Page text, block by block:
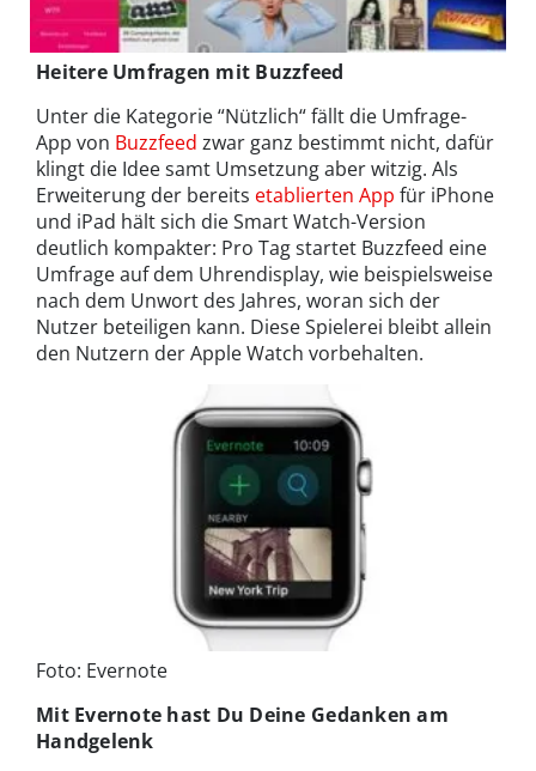
Heitere Umfragen mit Buzzfeed
Unter die Kategorie “Nützlich“ fällt die Umfrage-
App von Buzzfeed zwar ganz bestimmt nicht, dafür
klingt die Idee samt Umsetzung aber witzig. Als
Erweiterung der bereits etablierten App für iPhone
und iPad hält sich die Smart Watch-Version
deutlich kompakter: Pro Tag startet Buzzfeed eine
Umfrage auf dem Uhrendisplay, wie beispielsweise
nach dem Unwort des Jahres, woran sich der
Nutzer beteiligen kann. Diese Spielerei bleibt allein
den Nutzern der Apple Watch vorbehalten.
Foto: Evernote
Mit Evernote hast Du Deine Gedanken am
Handgelenk